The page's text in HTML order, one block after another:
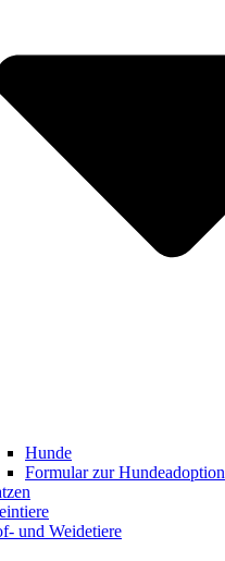
Hunde
Formular zur Hundeadoption
und Weidetiere